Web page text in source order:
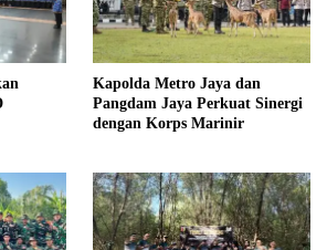
Kapolda Metro Jaya dan
Pangdam Jaya Perkuat Sinergi
dengan Korps Marinir